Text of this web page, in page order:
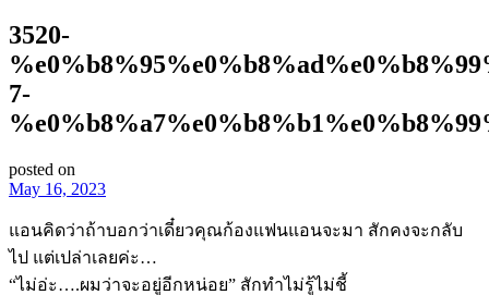
3520-
7-
posted on
May 16, 2023
แอนคิดว่าถ้าบอกว่าเดี๋ยวคุณก้องแฟนแอนจะมา สักคงจะกลับ
ไป แต่เปล่าเลยค่ะ…
“ไม่อ่ะ….ผมว่าจะอยู่อีกหน่อย” สักทำไม่รู้ไม่ชี้